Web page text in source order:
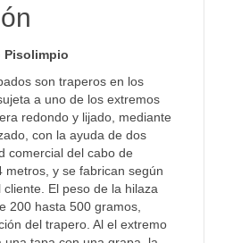
Pisolimpio
son traperos en los
a uno de los extremos
redondo y lijado, mediante
con la ayuda de dos
comercial del cabo de
metros, y se fabrican según
El peso de la hilaza
200 hasta 500 gramos,
del trapero. Al el extremo